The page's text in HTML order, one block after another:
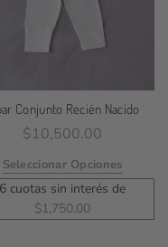
Conjunto Recién Nacido
$10,500.00
Seleccionar Opciones
6 cuotas sin interés de
$1,750.00